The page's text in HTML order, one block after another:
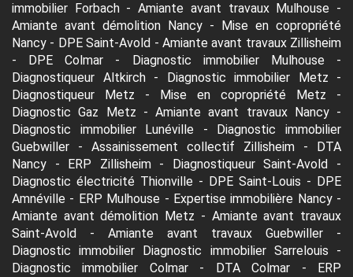
immobilier Forbach-Amiante avant travaux Mulhouse -
Amiante avant démolition Nancy - Mise en copropriété
Nancy - DPE Saint-Avold - Amiante avant travaux Zillisheim
- DPE Colmar - Diagnostic immobilier Mulhouse -
Diagnostiqueur Altkirch- Diagnostic immobilier Metz -
Diagnostiqueur Metz - Mise en copropriété Metz -
Diagnostic Gaz Metz - Amiante avant travaux Nancy-
Diagnostic immobilier Lunéville - Diagnostic immobilier
Guebwiller - Assainissement collectif Zillisheim - DTA
Nancy - ERP Zillisheim- Diagnostiqueur Saint-Avold -
Diagnostic électricité Thionville - DPE Saint-Louis - DPE
Amnéville - ERP Mulhouse - Expertise immobilière Nancy-
Amiante avant démolition Metz - Amiante avant travaux
Saint-Avold - Amiante avant travaux Guebwiller -
Diagnostic immobilier Diagnostic immobilier Sarrelouis -
Diagnostic immobilier Colmar- DTA Colmar - ERP